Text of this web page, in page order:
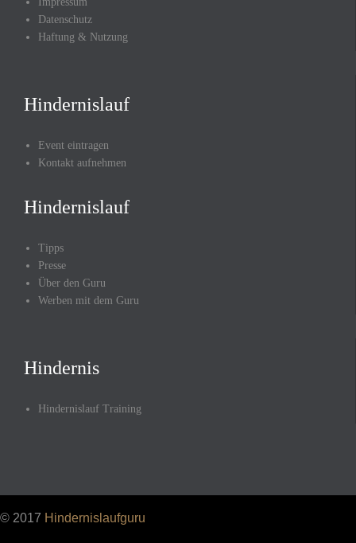
Datenschutz
Haftung & Nutzung
Hindernislauf
Event eintragen
Kontakt aufnehmen
Hindernislauf
Tipps
Presse
Über den Guru
Werben mit dem Guru
Hindernis
Hindernislauf Training
© 2017 Hindernislaufguru